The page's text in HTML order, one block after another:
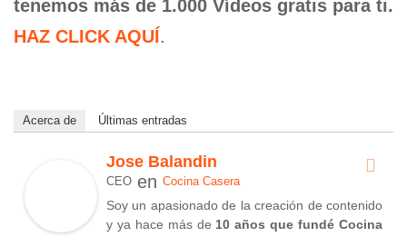
tenemos más de 1.000 Vídeos gratis para ti.
HAZ CLICK AQUÍ.
Acerca de Últimas entradas
Jose Balandin
CEO en Cocina Casera
Soy un apasionado de la creación de contenido
y ya hace más de 10 años que fundé Cocina